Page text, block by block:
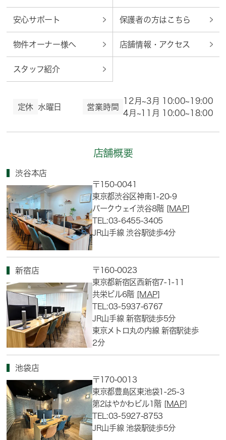
安心サポート 保護者の方はこちら
物件オーナー様へ 店舗情報・アクセス
スタッフ紹介
定休 水曜日 営業時間
12月~3月 10:00~19:00
4月~11月 10:00~18:00
店舗概要
渋谷本店
〒150-0041
東京都渋谷区神南1-20-9
パークウェイ渋谷8階 [MAP]
TEL:03-6455-3405
JR山手線 渋谷駅徒歩4分
新宿店
〒160-0023
東京都新宿区西新宿7-1-11
共栄ビル6階 [MAP]
TEL:03-5937-6767
JR山手線 新宿駅徒歩5分
東京メトロ丸の内線 新宿駅徒歩
2分
池袋店
〒170-0013
東京都豊島区東池袋1-25-3
第2はやかわビル1階 [MAP]
TEL:03-5927-8753
JR山手線 池袋駅徒歩5分